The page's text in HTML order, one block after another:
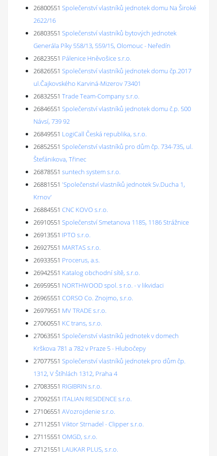
26800551 Společenství vlastníků jednotek domu Na Široké
2622/16
26803551 Společenství vlastníků bytových jednotek
Generála Píky 558/13, 559/15, Olomouc - Neředín
26823551 Pálenice Hněvošice s.r.o.
26826551 Společenství vlastníků jednotek domu čp.2017
ul.Čajkovského Karviná-Mizerov 73401
26832551 Trade Team-Company s.r.o.
26846551 Společenství vlastníků jednotek domu č.p. 500
Návsí, 739 92
26849551 LogiCall Česká republika, s.r.o.
26852551 Společenství vlastníků pro dům čp. 734-735, ul.
Štefánikova, Třinec
26878551 suntech system s.r.o.
26881551 'Společenství vlastníků jednotek Sv.Ducha 1,
Krnov'
26884551 CNC KOVO s.r.o.
26910551 Společenství Smetanova 1185, 1186 Strážnice
26913551 IPTO s.r.o.
26927551 MARTAS s.r.o.
26933551 Procerus, a.s.
26942551 Katalog obchodní sítě, s.r.o.
26959551 NORTHWOOD spol. s r.o. - v likvidaci
26965551 CORSO Co. Znojmo, s.r.o.
26979551 MV TRADE s.r.o.
27060551 KC trans, s.r.o.
27063551 Společenství vlastníků jednotek v domech
Krškova 781 a 782 v Praze 5 - Hlubočepy
27077551 Společenství vlastníků jednotek pro dům čp.
1312, V Štíhlách 1312, Praha 4
27083551 RIGIBRIN s.r.o.
27092551 ITALIAN RESIDENCE s.r.o.
27106551 AVozrojdenie s.r.o.
27112551 Viktor Strnadel - Clipper s.r.o.
27115551 OMGD, s.r.o.
27121551 LAUKAR PLUS, s.r.o.